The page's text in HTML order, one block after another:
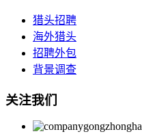
猎头招聘
海外猎头
招聘外包
背景调查
关注我们